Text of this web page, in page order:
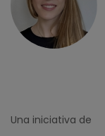
Una iniciativa de